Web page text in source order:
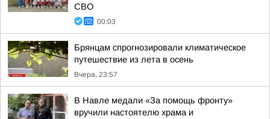
СВО
00:03
Брянцам спрогнозировали климатическое
путешествие из лета в осень
Вчера, 23:57
В Навле медали «За помощь фронту»
вручили настоятелю храма и